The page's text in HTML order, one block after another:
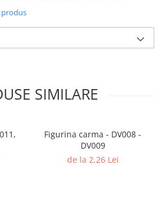
SIMILARE
Figurina carma - DV008 -
DV009
de la 2,26 Lei